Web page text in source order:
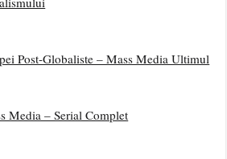
Post-Globaliste – Mass Media Ultimul
Media – Serial Complet